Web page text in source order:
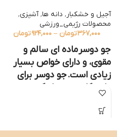
آجیل و خشکبار , دانه ها, آشپزی,
محصولات رژیمی_ورزشی
۳۶۷,۰۰۰تومان – ۹۲۴,۰۰۰تومان
جو دوسرماده ای سالم و
مقوی، و دارای خواص بسیار
زیادی است. جو دوسر برای
دارندگان هر چهار گروه
توان صبحانه، میان وعده،